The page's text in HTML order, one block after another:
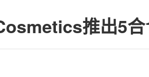
推出5合